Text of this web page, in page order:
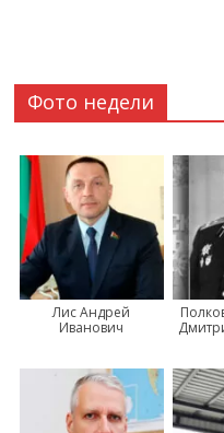
Фото недели
Лис Андрей
Иванович